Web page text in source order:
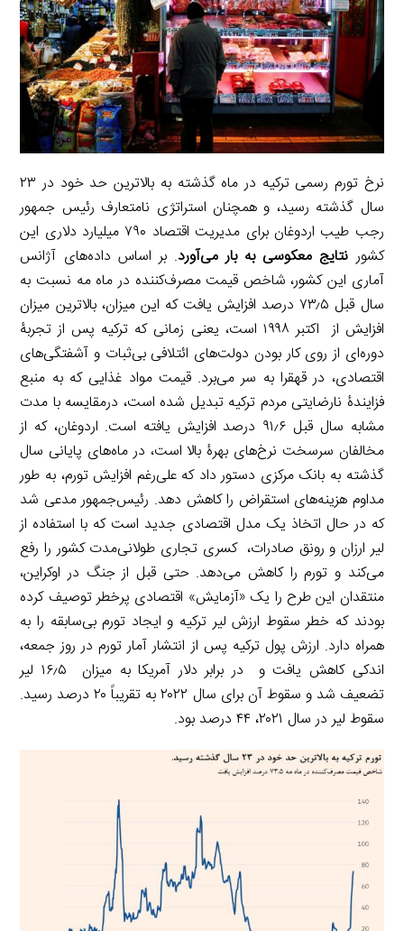
n
k
I
n
r
a
m
t
نرخ تورم رسمی ترکیه در ماه گذشته به بالاترین حد خود در ۲۳
سال گذشته رسید، و همچنان استراتژی نامتعارف رئیس جمهور
رجب طیب اردوغان برای مدیریت اقتصاد ۷۹۰ میلیارد دلاری این
کشور نتایج معکوسی به بار می‌آورد. بر اساس داده‌های آژانس
آماری این کشور، شاخص قیمت مصرف‌کننده در ماه مه نسبت به
سال قبل ۷۳٫۵ درصد افزایش یافت که این میزان، بالاترین میزان
افزایش از اکتبر ۱۹۹۸ است، یعنی زمانی که ترکیه پس از تجربۀ
دوره‌ای از روی کار بودن دولت‌های ائتلافی بی‌ثبات و آشفتگی‌های
اقتصادی، در قهقرا به سر می‌برد. قیمت مواد غذایی که به منبع
فزایندۀ نارضایتی مردم ترکیه تبدیل شده است، درمقایسه با مدت
مشابه سال قبل ۹۱٫۶ درصد افزایش یافته است. اردوغان، که از
مخالفان سرسخت نرخ‌های بهرۀ بالا است، در ماه‌های پایانی سال
گذشته به بانک مرکزی دستور داد که علی‌رغم افزایش تورم، به طور
مداوم هزینه‌های استقراض را کاهش دهد. رئیس‌جمهور مدعی شد
که در حال اتخاذ یک مدل اقتصادی جدید است که با استفاده از
لیر ارزان و رونق صادرات، کسری تجاری طولانی‌مدت کشور را رفع
می‌کند و تورم را کاهش می‌دهد. حتی قبل از جنگ در اوکراین،
منتقدان این طرح را یک «آزمایش» اقتصادی پرخطر توصیف کرده
بودند که خطر سقوط ارزش لیر ترکیه و ایجاد تورم بی‌سابقه را به
همراه دارد. ارزش پول ترکیه پس از انتشار آمار تورم در روز جمعه،
اندکی کاهش یافت و در برابر دلار آمریکا به میزان ۱۶٫۵ لیر
تضعیف شد و سقوط آن برای سال ۲۰۲۲ به تقریباً ۲۰ درصد رسید.
سقوط لیر در سال ۲۰۲۱، ۴۴ درصد بود.